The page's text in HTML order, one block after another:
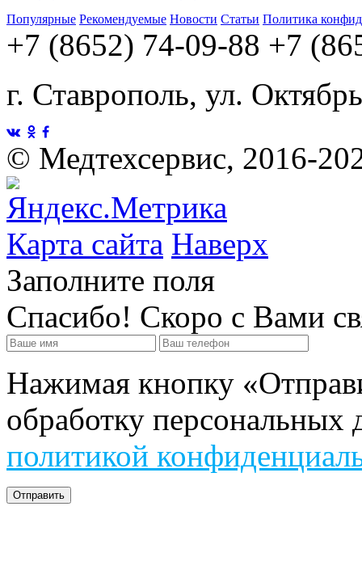
Популярные Рекомендуемые Новости Статьи Политика
+7 (8652) 74-09-88 +7
г. Ставрополь, ул.
© Медтехсервис, 2016-
Карта сайта Наверх
Заполните поля
Спасибо! Скоро с Вами
Нажимая кнопку
обработку персональных
политикой
Отправить